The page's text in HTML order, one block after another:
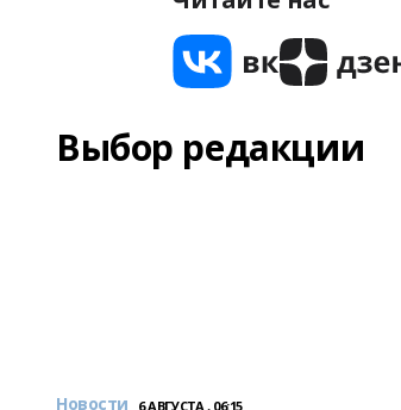
Выбор редакции
Новости 6 АВГУСТА , 06:15